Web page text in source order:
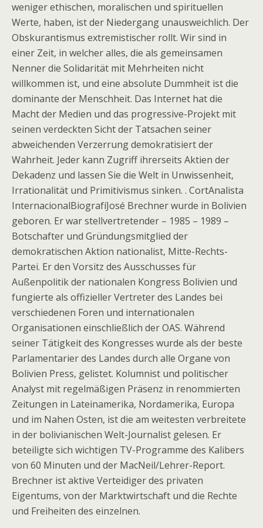
weniger ethischen, moralischen und spirituellen
Werte, haben, ist der Niedergang unausweichlich. Der
Obskurantismus extremistischer rollt. Wir sind in
einer Zeit, in welcher alles, die als gemeinsamen
Nenner die Solidarität mit Mehrheiten nicht
willkommen ist, und eine absolute Dummheit ist die
dominante der Menschheit. Das Internet hat die
Macht der Medien und das progressive-Projekt mit
seinen verdeckten Sicht der Tatsachen seiner
abweichenden Verzerrung demokratisiert der
Wahrheit. Jeder kann Zugriff ihrerseits Aktien der
Dekadenz und lassen Sie die Welt in Unwissenheit,
Irrationalität und Primitivismus sinken. . CortAnalista
InternacionalBiografíJosé Brechner wurde in Bolivien
geboren. Er war stellvertretender – 1985 – 1989 –
Botschafter und Gründungsmitglied der
demokratischen Aktion nationalist, Mitte-Rechts-
Partei. Er den Vorsitz des Ausschusses für
Außenpolitik der nationalen Kongress Bolivien und
fungierte als offizieller Vertreter des Landes bei
verschiedenen Foren und internationalen
Organisationen einschließlich der OAS. Während
seiner Tätigkeit des Kongresses wurde als der beste
Parlamentarier des Landes durch alle Organe von
Bolivien Press, gelistet. Kolumnist und politischer
Analyst mit regelmäßigen Präsenz in renommierten
Zeitungen in Lateinamerika, Nordamerika, Europa
und im Nahen Osten, ist die am weitesten verbreitete
in der bolivianischen Welt-Journalist gelesen. Er
beteiligte sich wichtigen TV-Programme des Kalibers
von 60 Minuten und der MacNeil/Lehrer-Report.
Brechner ist aktive Verteidiger des privaten
Eigentums, von der Marktwirtschaft und die Rechte
und Freiheiten des einzelnen.